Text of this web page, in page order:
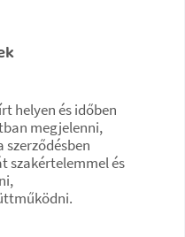
helyen és időben
megjelenni,
szakértelemmel és